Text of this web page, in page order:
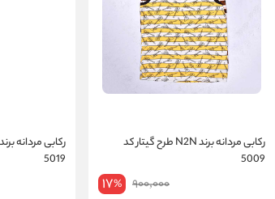
رکابی مردانه برند N2N طرح گیتار کد
5009
900,000
17%
5019